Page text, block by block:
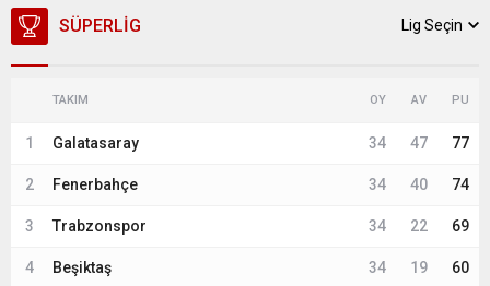
SÜPERLIG Lig Seçin
TAKIM OY AV PU
1 Galatasaray 34 47 77
2 Fenerbahçe 34 40 74
3 Trabzonspor 34 22 69
4 Beşiktaş 34 19 60